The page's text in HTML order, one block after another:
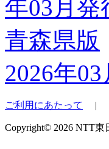
青森県版
2026年
ご利用にあたって |
Copyright© 2026 NTT